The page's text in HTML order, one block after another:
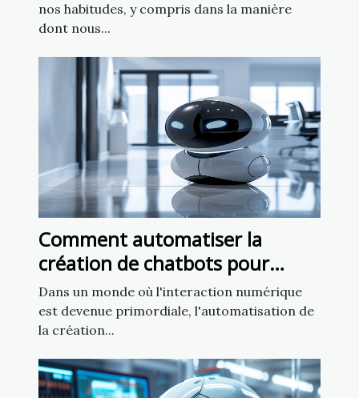
nos habitudes, y compris dans la manière
dont nous...
Comment automatiser la
création de chatbots pour
améliorer l'engagement client
Dans un monde où l'interaction numérique
est devenue primordiale, l'automatisation de
la création...